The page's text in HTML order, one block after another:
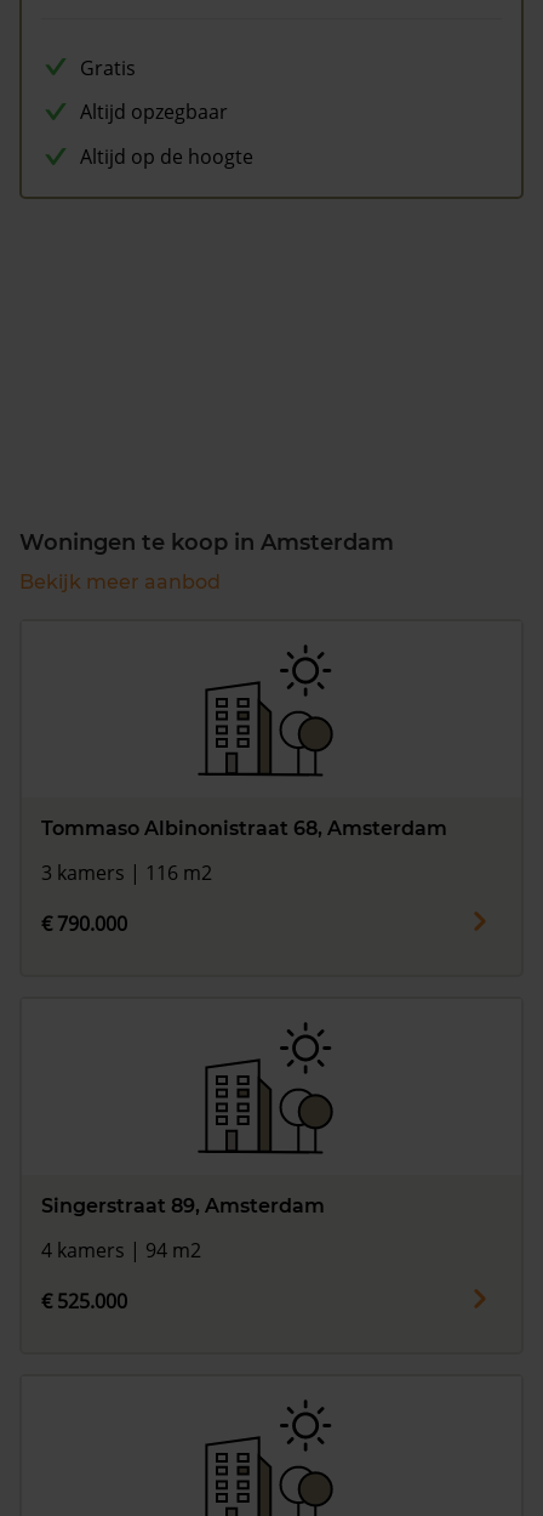
Gratis
Altijd opzegbaar
Altijd op de hoogte
Woningen te koop in Amsterdam
Bekijk meer aanbod
Tommaso Albinonistraat 68, Amsterdam
3 kamers | 116 m2
€ 790.000
Singerstraat 89, Amsterdam
4 kamers | 94 m2
€ 525.000